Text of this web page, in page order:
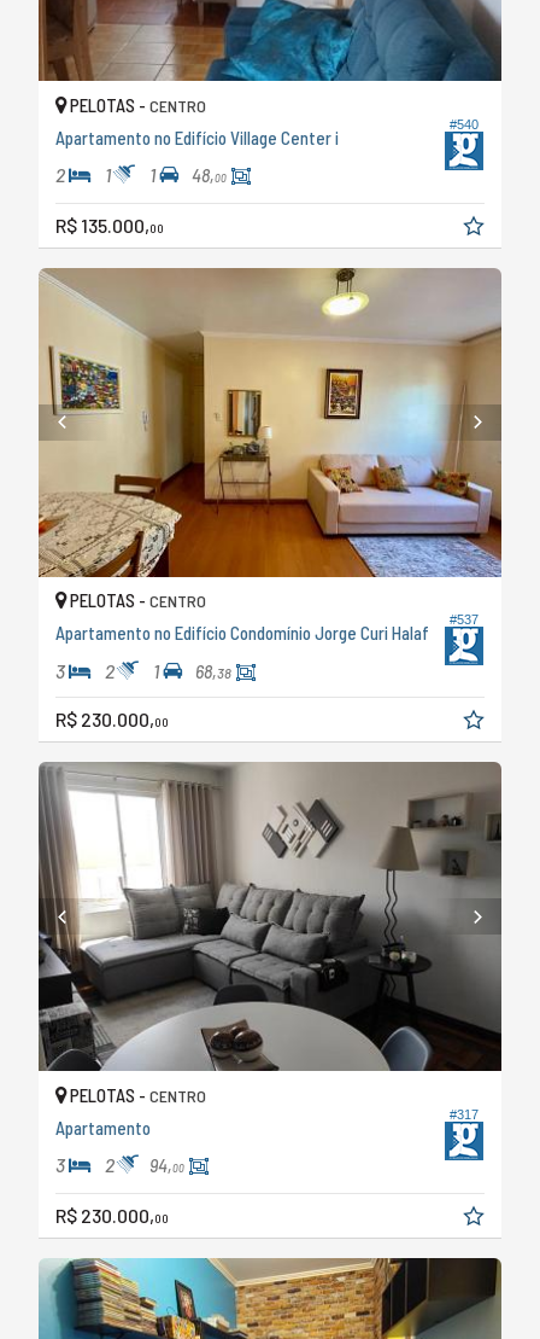
#540
PELOTAS - CENTRO
Apartamento no Edifício Village Center i
2 1 1 48,00
R$ 135.000,00
#537
PELOTAS - CENTRO
Apartamento no Edifício Condomínio Jorge Curi Halaf
3 2 1 68,38
R$ 230.000,00
#317
PELOTAS - CENTRO
Apartamento
3 2 94,00
R$ 230.000,00